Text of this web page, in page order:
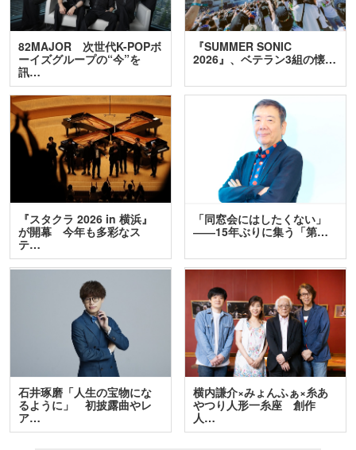
82MAJOR 次世代K-POPボ
ーイズグループの“今”を
訊…
『SUMMER SONIC
2026』、ベテラン3組の懐…
『スタクラ 2026 in 横浜』
が開幕 今年も多彩なス
テ…
「同窓会にはしたくない」
――15年ぶりに集う「第…
石井琢磨「人生の宝物にな
るように」 初披露曲やレ
ア…
横内謙介×みょんふぁ×糸あ
やつり人形一糸座 創作
人…